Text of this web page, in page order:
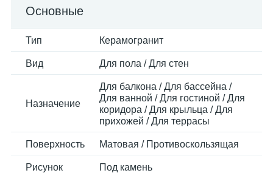
Основные
Тип Керамогранит
Вид Для пола / Для стен
Назначение
Для балкона / Для бассейна /
Для ванной / Для гостиной / Для
коридора / Для крыльца / Для
прихожей / Для террасы
Поверхность Матовая / Противоскользящая
Рисунок Под камень